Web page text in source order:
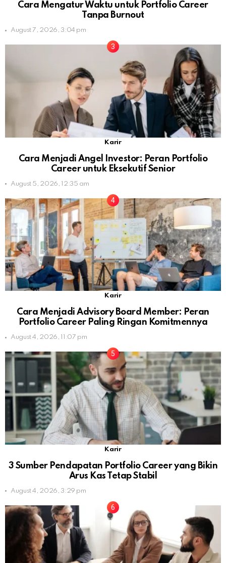
Cara Mengatur Waktu untuk Portfolio Career
Tanpa Burnout
August 7, 2026, 3:04 pm
Karir
Cara Menjadi Angel Investor: Peran Portfolio
Career untuk Eksekutif Senior
August 5, 2026, 12:35 am
Karir
Cara Menjadi Advisory Board Member: Peran
Portfolio Career Paling Ringan Komitmennya
August 4, 2026, 11:07 pm
Karir
3 Sumber Pendapatan Portfolio Career yang Bikin
Arus Kas Tetap Stabil
August 4, 2026, 3:29 pm